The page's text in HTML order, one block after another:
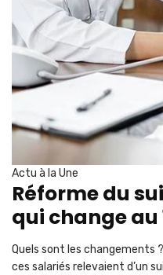
Actu à la Une
Réforme du
qui change au
Quels sont les changements
ces salariés relevaient d’un